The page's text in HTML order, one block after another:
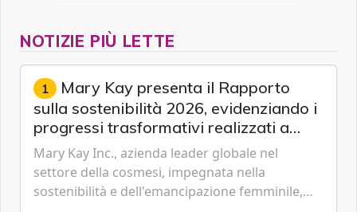
NOTIZIE PIÙ LETTE
1 Mary Kay presenta il Rapporto
sulla sostenibilità 2026, evidenziando i
progressi trasformativi realizzati a
livello globale nelle sfere sociale,
economica e ambientale
Mary Kay Inc., azienda leader globale nel
settore della cosmesi, impegnata nella
sostenibilità e dell'emancipazione femminile,